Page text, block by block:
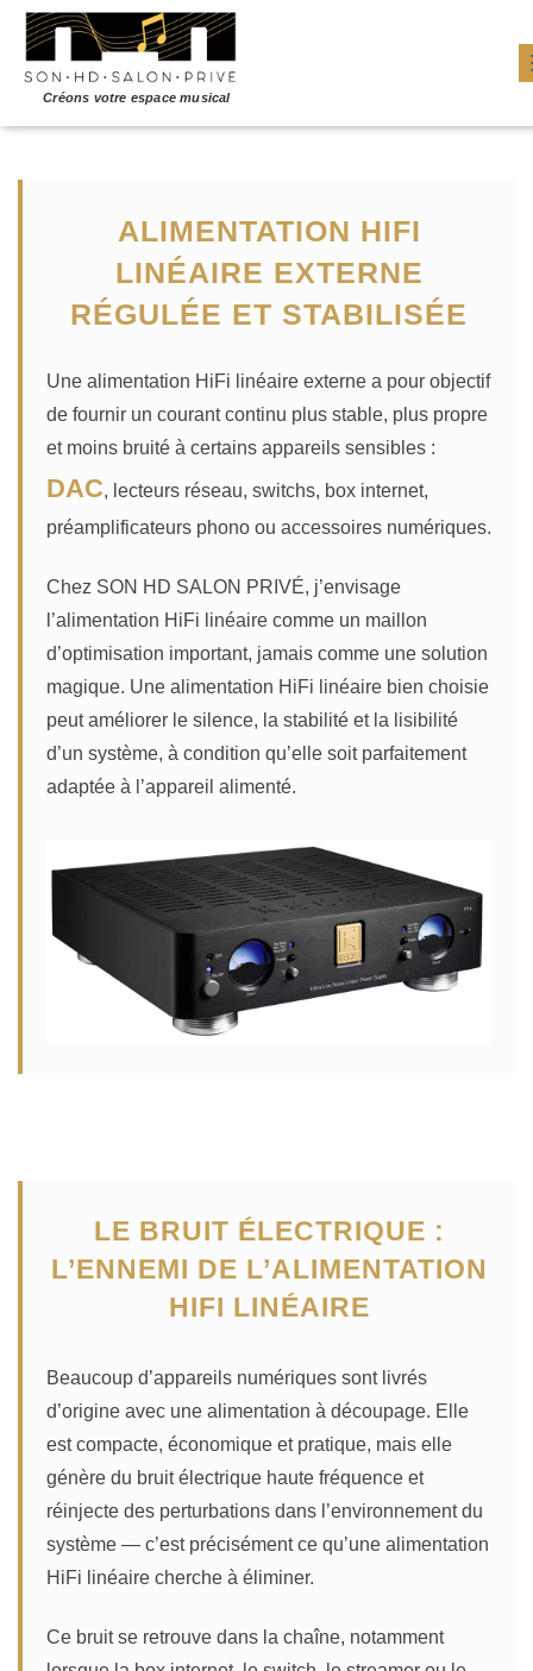
ALIMENTATION HIFI
LINÉAIRE EXTERNE
RÉGULÉE ET STABILISÉE
Une alimentation HiFi linéaire externe a pour objectif
de fournir un courant continu plus stable, plus propre
et moins bruité à certains appareils sensibles :
DAC, lecteurs réseau, switchs, box internet,
préamplificateurs phono ou accessoires numériques.
Chez SON HD SALON PRIVÉ, j’envisage
l’alimentation HiFi linéaire comme un maillon
d’optimisation important, jamais comme une solution
magique. Une alimentation HiFi linéaire bien choisie
peut améliorer le silence, la stabilité et la lisibilité
d’un système, à condition qu’elle soit parfaitement
adaptée à l’appareil alimenté.
LE BRUIT ÉLECTRIQUE :
L’ENNEMI DE L’ALIMENTATION
HIFI LINÉAIRE
Beaucoup d’appareils numériques sont livrés
d’origine avec une alimentation à découpage. Elle
est compacte, économique et pratique, mais elle
génère du bruit électrique haute fréquence et
réinjecte des perturbations dans l’environnement du
système — c’est précisément ce qu’une alimentation
HiFi linéaire cherche à éliminer.
Ce bruit se retrouve dans la chaîne, notamment